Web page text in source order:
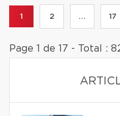
1 2 ... 17
Page 1 de 17 - Total :